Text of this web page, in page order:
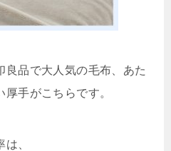
良品で大人気の毛布、あた
手がこちらです。
、